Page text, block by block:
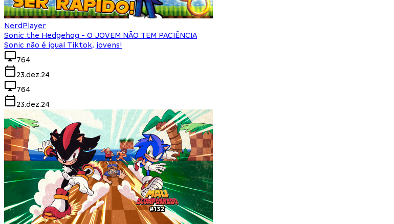
NerdPlayer
Sonic the Hedgehog - O JOVEM NÃO TEM PACIÊNCIA
Sonic não é igual Tiktok, jovens!
764
23.dez.24
764
23.dez.24